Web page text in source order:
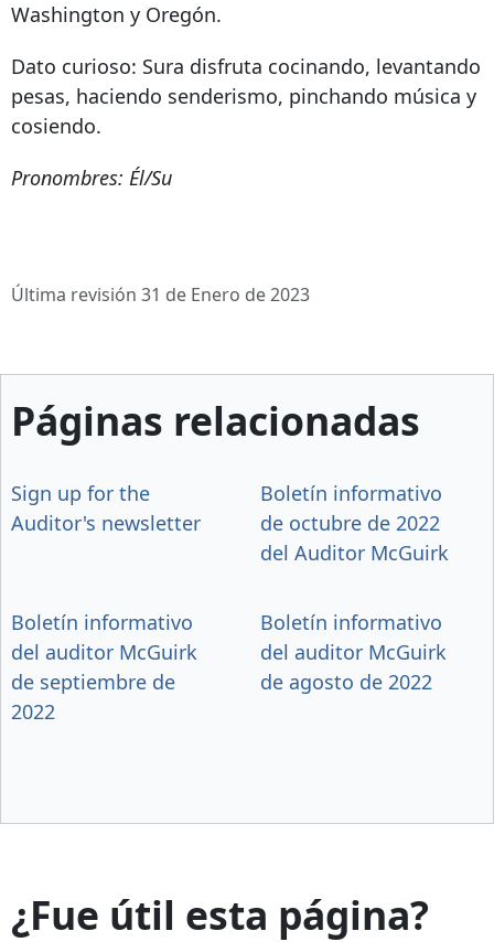
Washington y Oregón.
Dato curioso: Sura disfruta cocinando, levantando
pesas, haciendo senderismo, pinchando música y
cosiendo.
Pronombres: Él/Su
Última revisión 31 de Enero de 2023
Páginas relacionadas
Sign up for the
Auditor's newsletter
Boletín informativo
de octubre de 2022
del Auditor McGuirk
Boletín informativo
del auditor McGuirk
de septiembre de
2022
Boletín informativo
del auditor McGuirk
de agosto de 2022
¿Fue útil esta página?